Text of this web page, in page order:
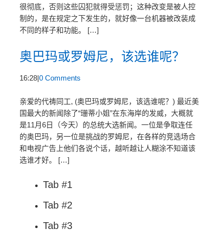
很彻底，否则这些囚犯就得受惩罚；这种改变是被人控
制的，是在规定之下发生的，就好像一台机器被改装成
不同的样子和功能。 […]
奥巴玛或罗姆尼，该选谁呢？
16:28 0 Comments
亲爱的代祷同工, (奥巴玛或罗姆尼，该选谁呢？) 最近美
国最大的新闻除了“珊蒂小姐”在东海岸的发威，大概就
是11月6日（今天）的总统大选新闻。一位是争取连任
的奥巴玛，另一位是挑战的罗姆尼，在各样的竞选场合
和电视广告上他们各说个话，越听越让人糊涂不知道该
选谁才好。 […]
Tab #1
Tab #2
Tab #3